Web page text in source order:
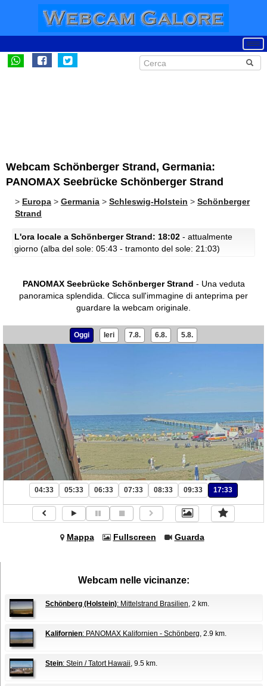
Webcam Schönberger Strand, Germania:
PANOMAX Seebrücke Schönberger Strand
> Europa > Germania > Schleswig-Holstein > Schönberger
Strand
L'ora locale a Schönberger Strand: 18:02 - attualmente
giorno (alba del sole: 05:43 - tramonto del sole: 21:03)
PANOMAX Seebrücke Schönberger Strand - Una veduta
panoramica splendida. Clicca sull'immagine di anteprima per
guardare la webcam originale.
Oggi Ieri 7.8. 6.8. 5.8.
04:33 05:33 06:33 07:33 08:33 09:33 17:33
Mappa Fullscreen Guarda
Webcam nelle vicinanze:
Schönberg (Holstein): Mittelstrand Brasilien, 2 km.
Kalifornien: PANOMAX Kalifornien - Schönberg, 2.9 km.
Stein: Stein / Tatort Hawaii, 9.5 km.